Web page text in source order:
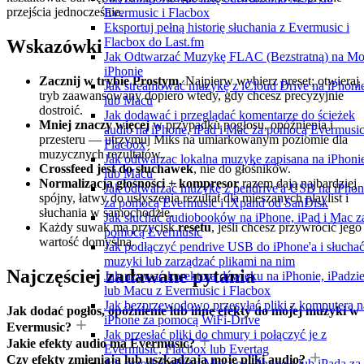
Evermusic i Flacbox
Eksportuj pełną historię słuchania z Evermusic i
Flacbox do Last.fm
Jak Odtwarzać Muzykę FLAC (Bezstratną) na
iPhonie
Jak streamować muzykę z iCloud Drive na
lub Macu
Jak dodawać i przeglądać komentarze do ścieżek
audio na iPhone, iPad i Mac za pomocą
Flacbox
Jak odtwarzac lokalna muzyke zapisana na
lub Macu
Jak odtwarzać muzykę z pendrive'a USB na
za pomocą Evermusic i iXpand od SanDisk
Jak słuchać audiobooków na iPhone, iPad i Mac
pomocą Evermusic
Jak podłączyć pendrive USB do iPhone'a i słuchać
muzyki lub zarządzać plikami na nim
Jak używać korektora dźwięku na iPhonie, iPadzie
lub Macu z Evermusic i Flacbox
Jak bezprzewodowo przesyłać pliki z komputera
iPhone za pomocą WiFi-Drive
Jak przesłać pliki do chmury i połączyć je z
Evermusic, Flacbox lub Evertag
przejścia jednocześnie.
Wskazówki
Zacznij w trybie Prostym.Najpierw wybierz preset; otwieraj
tryb zaawansowany dopiero wtedy, gdy chcesz precyzyjnie
dostroić.
Mniej znaczy więcejw przypadku pogłosu, opóźnienia i
przesteru — utrzymuj Miks na umiarkowanym poziomie dla
muzycznych rezultatów.
Crossfeed jest do słuchawek, nie do głośników.
Normalizacja głośności + kompresorrazem dają najbardziej
spójny, łatwy do usłyszenia rezultat dla mieszanych playlist i
słuchania w samochodzie.
Każdy suwak ma przyciskresetu, jeśli chcesz przywrócić jego
wartość domyślną.
Najczęściej zadawane pytania
Jak dodać pogłos, opóźnienie lub inne efekty do mojej muzyki w
Evermusic?
Jakie efekty audio ma Evermusic?
Czy efekty zmieniają lub uszkadzają moje pliki audio?